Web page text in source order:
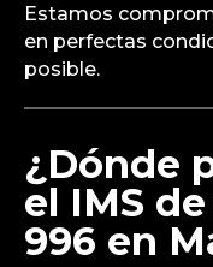
Estamos
en perfectas
posible.
¿Dónde
el IMS
996 en